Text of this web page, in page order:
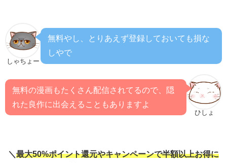
しゃちょー
無料やし、とりあえず登録しておいても損な
しやで
ひしょ
無料の漫画もたくさん配信されてるので、隠
れた良作に出会えることもありますよ
＼ 最大50%ポイント還元やキャンペーンで半額以上お得に